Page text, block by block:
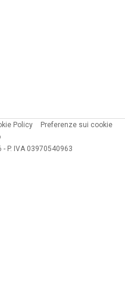
Policy
Preferenze sui cookie
- P. IVA 03970540963